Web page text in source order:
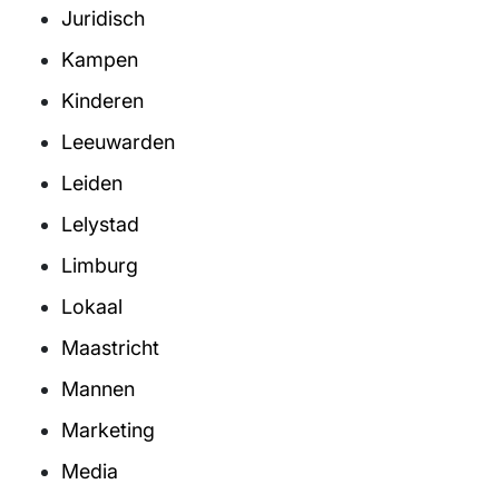
Juridisch
Kampen
Kinderen
Leeuwarden
Leiden
Lelystad
Limburg
Lokaal
Maastricht
Mannen
Marketing
Media